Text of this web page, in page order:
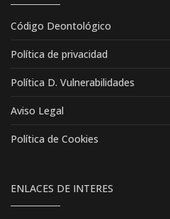
Código Deontológico
Política de privacidad
Política D. Vulnerabilidades
Aviso Legal
Política de Cookies
ENLACES DE INTERES